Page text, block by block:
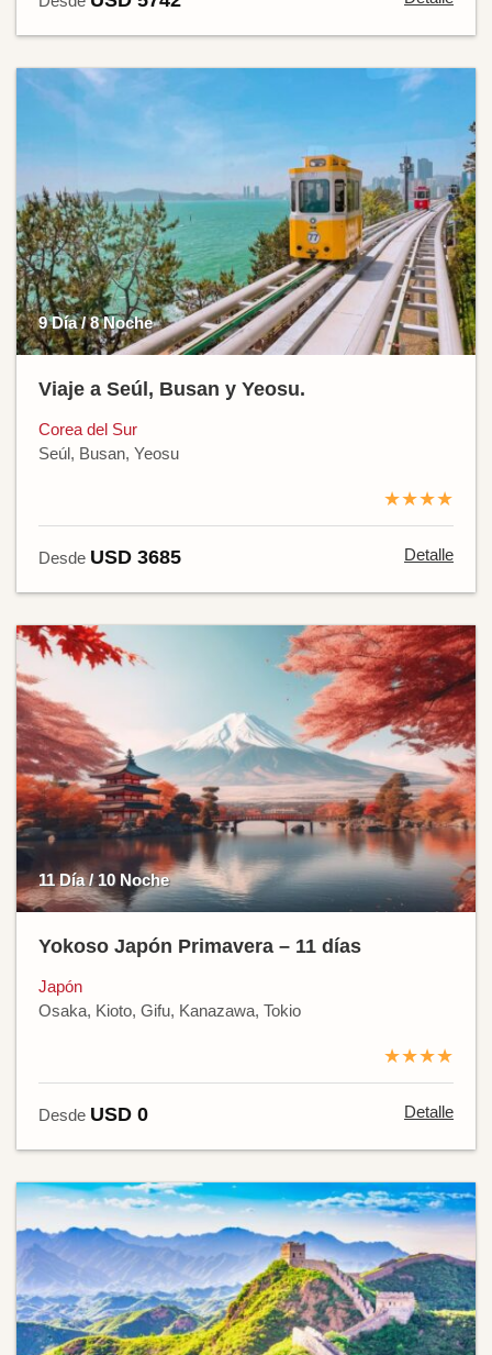
9 Día / 8 Noche
Viaje a Seúl, Busan y Yeosu.
Corea del Sur
Seúl, Busan, Yeosu
★★★★
Desde USD 3685 Detalle
11 Día / 10 Noche
Yokoso Japón Primavera – 11 días
Japón
Osaka, Kioto, Gifu, Kanazawa, Tokio
★★★★
Desde USD 0 Detalle